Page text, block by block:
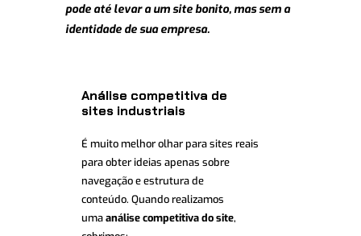
pode até levar a um site bonito, mas sem a
identidade de sua empresa.
Análise competitiva de
sites industriais
É muito melhor olhar para sites reais
para obter ideias apenas sobre
navegação e estrutura de
conteúdo. Quando realizamos
umaanálise competitiva do site,